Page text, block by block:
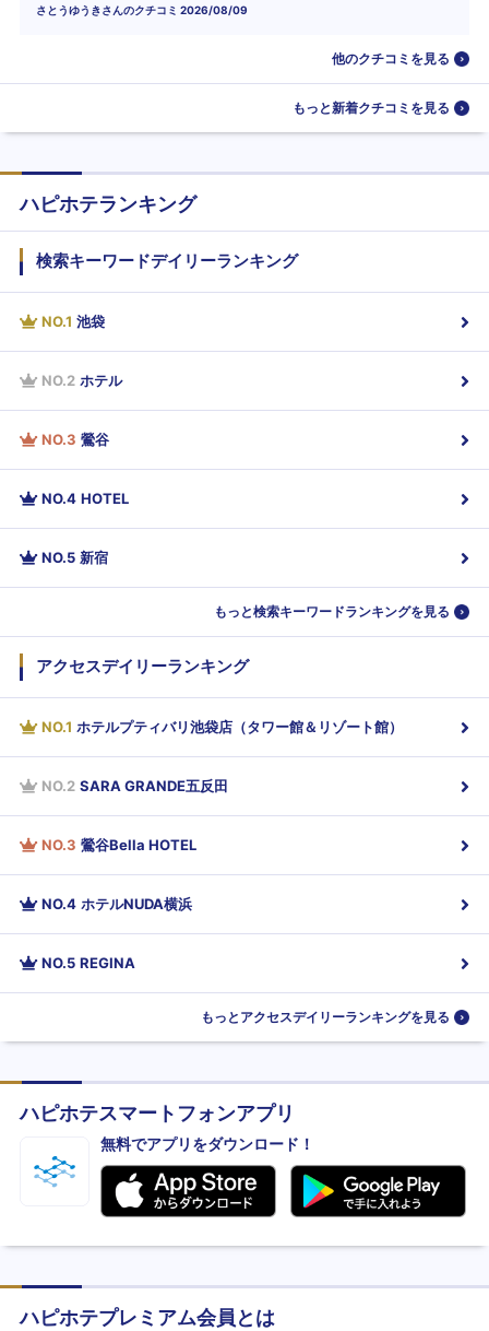
さとうゆうきさんのクチコミ 2026/08/09
他のクチコミを見る
もっと新着クチコミを見る
ハピホテランキング
検索キーワードデイリーランキング
NO.1 池袋
NO.2 ホテル
NO.3 鶯谷
NO.4 HOTEL
NO.5 新宿
もっと検索キーワードランキングを見る
アクセスデイリーランキング
NO.1 ホテルプティバリ池袋店（タワー館＆リゾート館）
NO.2 SARA GRANDE五反田
NO.3 鶯谷Bella HOTEL
NO.4 ホテルNUDA横浜
NO.5 REGINA
もっとアクセスデイリーランキングを見る
ハピホテスマートフォンアプリ
無料でアプリをダウンロード！
ハピホテプレミアム会員とは